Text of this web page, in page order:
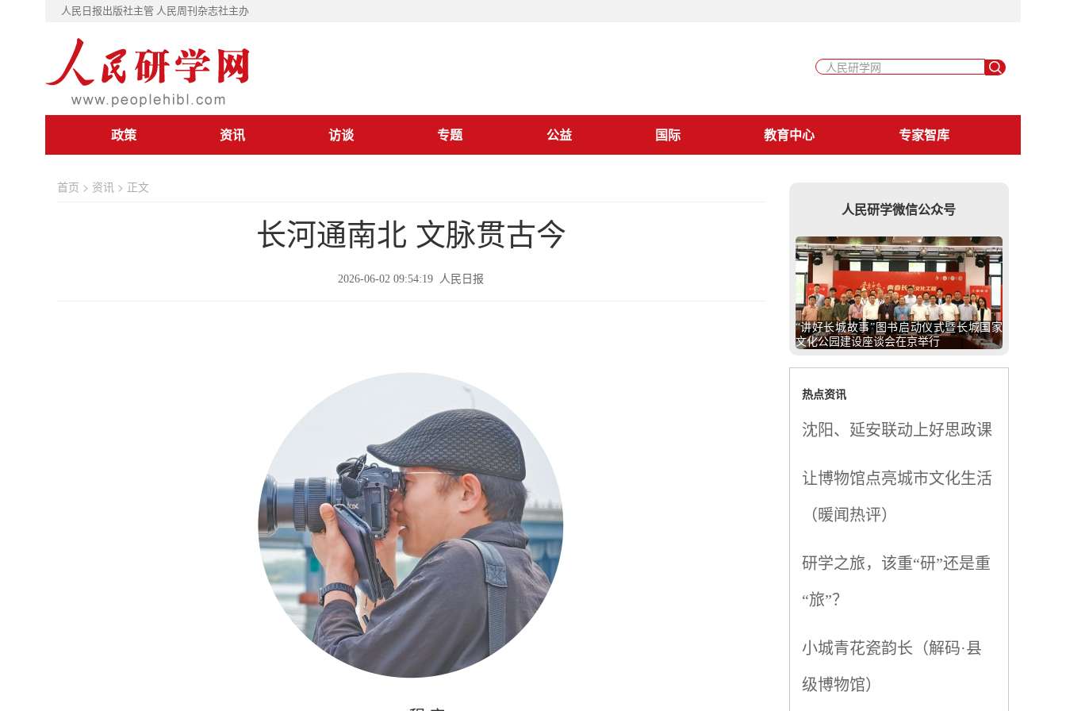
人民日报出版社主管 人民周刊杂志社主办
政策 资讯 访谈 专题 公益 国际 教育中心 专家智库
首页 > 资讯 > 正文
长河通南北 文脉贯古今
2026-06-02 09:54:19 人民日报
人民研学微信公众号
“讲好长城故事”图书启动仪式暨长城国家
文化公园建设座谈会在京举行
热点资讯
沈阳、延安联动上好思政课
让博物馆点亮城市文化生活
（暖闻热评）
研学之旅，该重“研”还是重
“旅”？
小城青花瓷韵长（解码·县
级博物馆）